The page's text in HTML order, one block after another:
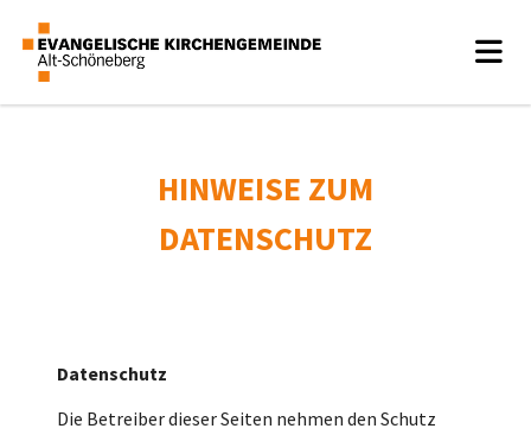
HINWEISE ZUM
DATENSCHUTZ
Datenschutz
Die Betreiber dieser Seiten nehmen den Schutz